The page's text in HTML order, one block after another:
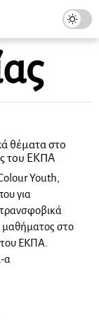
θέματα στο
του ΕΚΠΑ
Youth,
για
μαθήματος στο
ΕΚΠΑ.
α